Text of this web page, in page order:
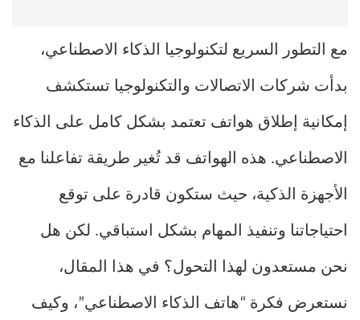
مع التطور السريع لتكنولوجيا الذكاء الاصطناعي،
بدأت شركات الاتصالات والتكنولوجيا تستكشف
إمكانية إطلاق هواتف تعتمد بشكل كامل على الذكاء
الاصطناعي. هذه الهواتف قد تُغير طريقة تفاعلنا مع
الأجهزة الذكية، حيث ستكون قادرة على توقع
احتياجاتنا وتنفيذ المهام بشكل استباقي. لكن هل
نحن مستعدون لهذا التحول؟ في هذا المقال،
نستعرض فكرة “هاتف الذكاء الاصطناعي”، وكيف